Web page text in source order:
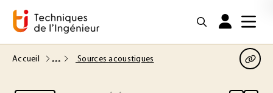
Accueil Sources acoustiques